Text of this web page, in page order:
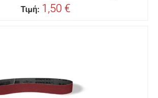
Τιμή: 1,50 €